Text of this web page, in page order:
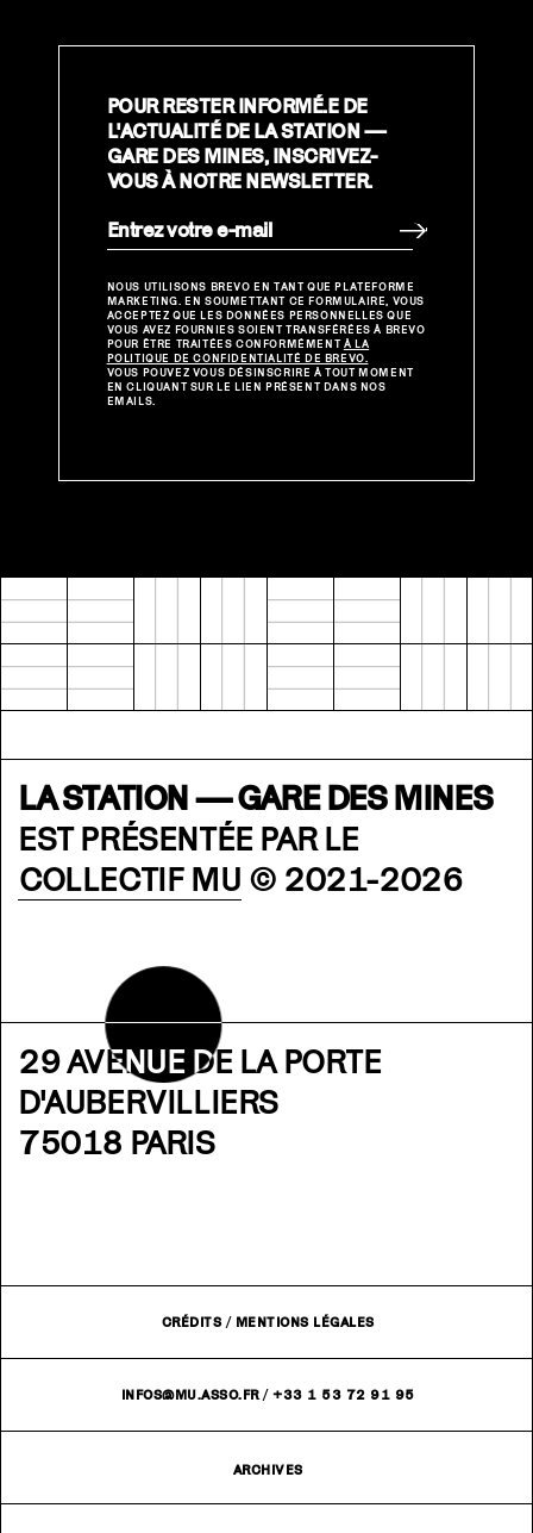
POUR RESTER INFORMÉ.E DE
L'ACTUALITÉ DE LA STATION —
GARE DES MINES, INSCRIVEZ-
VOUS À NOTRE NEWSLETTER.
>
NOUS UTILISONS BREVO EN TANT QUE PLATEFORME
MARKETING. EN SOUMETTANT CE FORMULAIRE, VOUS
ACCEPTEZ QUE LES DONNÉES PERSONNELLES QUE
VOUS AVEZ FOURNIES SOIENT TRANSFÉRÉES À BREVO
POUR ÊTRE TRAITÉES CONFORMÉMENTÀ LA
POLITIQUE DE CONFIDENTIALITÉ DE BREVO.
VOUS POUVEZ VOUS DÉSINSCRIRE À TOUT MOMENT
EN CLIQUANT SUR LE LIEN PRÉSENT DANS NOS
EMAILS.
LA STATION — GARE DES MINES
EST PRÉSENTÉE PAR LE
COLLECTIF MU © 2021-2026
29 AVENUE DE LA PORTE
D'AUBERVILLIERS
75018 PARIS
CRÉDITS / MENTIONS LÉGALES
INFOS@MU.ASSO.FR/ +33 1 53 72 91 95
ARCHIVES